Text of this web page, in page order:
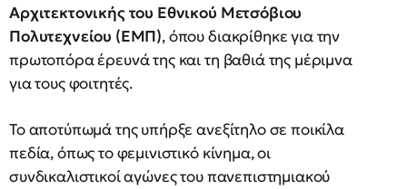
Αρχιτεκτονικής του Εθνικού Μετσόβιου
Πολυτεχνείου (ΕΜΠ), όπου διακρίθηκε για την
πρωτοπόρα έρευνά της και τη βαθιά της μέριμνα
για τους φοιτητές.
Το αποτύπωμά της υπήρξε ανεξίτηλο σε ποικίλα
πεδία, όπως το φεμινιστικό κίνημα, οι
συνδικαλιστικοί αγώνες του πανεπιστημιακού